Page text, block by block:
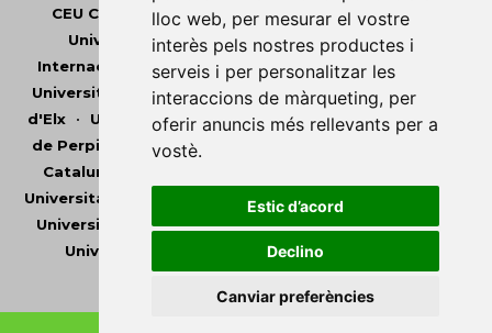
lloc web, per mesurar el vostre
interès pels nostres productes i
serveis i per personalitzar les
interaccions de màrqueting, per
oferir anuncis més rellevants per a
vostè.
Estic d’acord
Declino
Canviar preferències
CEU Cardenal Herrera
•Universitat de Girona
Universitat de les Illes Balears•Universitat
Internacional de Catalunya •Universitat Jaume I
Universitat de Lleida•Universitat Miguel Hernández
d'Elx• Universitat Oberta de Catalunya•Universitat
de Perpinyà Via Domitia
Catalunya
Universitat Pompeu Fabra
• Universitat Ramon Llull
Universitat Rovira i Virgili•Universitat de Sàsser•
Universitat de València
•Universitat de Vic -
Universitat Central de Catalunya